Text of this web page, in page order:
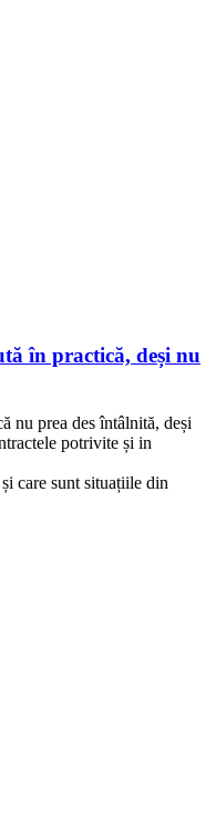
în practică, deși nu
nu prea des întâlnită, deși
potrivite și in
care sunt situațiile din